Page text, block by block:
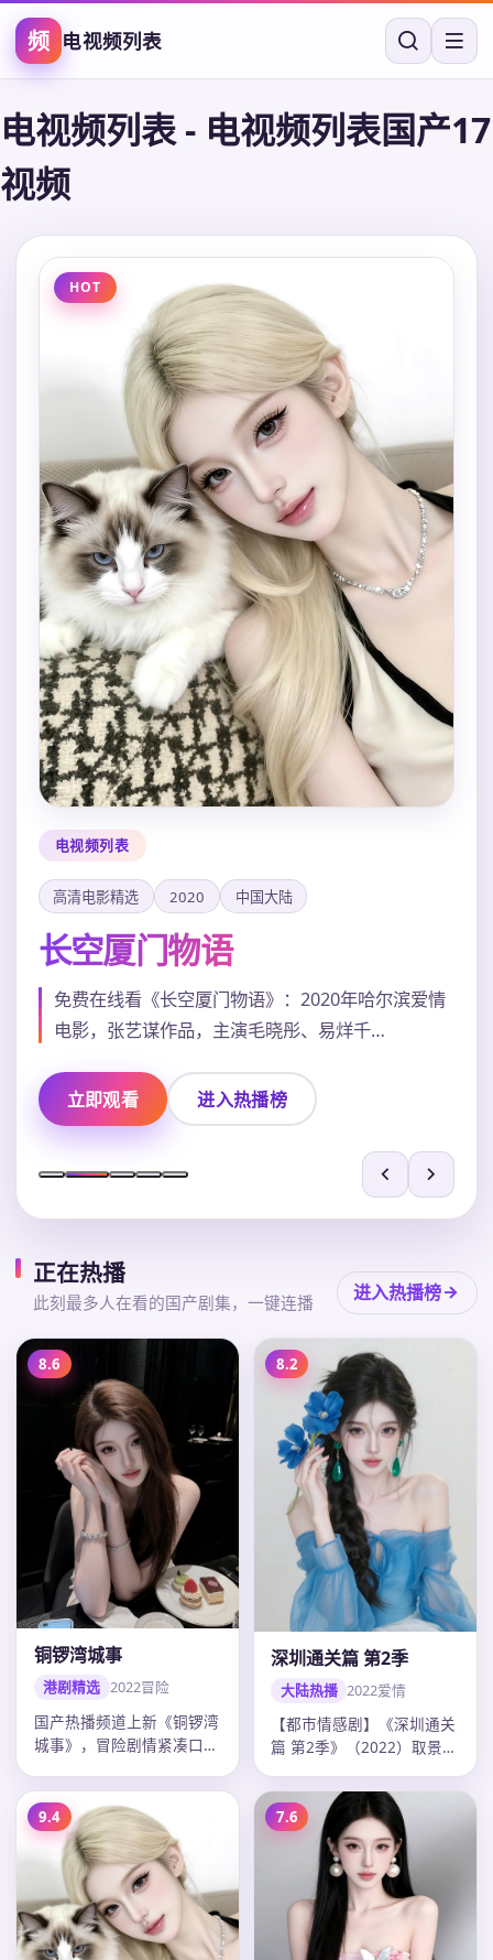
频 电视频列表
电视频列表- 电视频列表国产17
视频
电视频列表
高清电影精选 2020 中国大陆
长空厦门物语
免费在线看《长空厦门物语》：2020年哈尔滨爱情
电影，张艺谋作品，主演毛晓彤、易烊千…
立即观看 进入热播榜
HOT
正在热播
此刻最多人在看的国产剧集，一键连播 进入热播榜
8.6
铜锣湾城事
港剧精选 2022冒险
国产热播频道上新《铜锣湾
城事》，冒险剧情紧凑口碑
2022年…
8.2
深圳通关篇 第2季
大陆热播 2022爱情
【都市情感剧】《深圳通关
篇 第2季》（2022）取景开
迪…
9.4 7.6